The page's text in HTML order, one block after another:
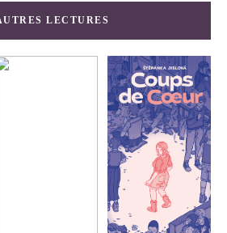
LECTURES